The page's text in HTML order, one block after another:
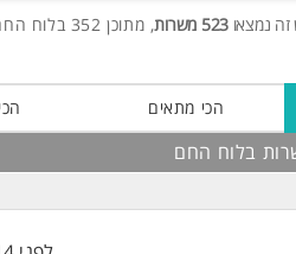
זה נמצאו523 משרות , מתוכן 352 בלוח החם חינם!
הכי מתאים
בלוח החם